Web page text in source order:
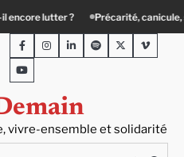
: quand le lien social devient essentiel
vivre-ensemble et solidarité
FacebookInstagram
LinkedInSpotifyTwitterViméo
Youtube